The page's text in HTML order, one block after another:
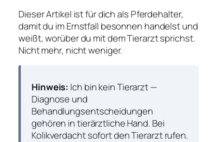
Dieser Artikel ist für dich als Pferdehalter,
damit du im Ernstfall besonnen handelst und
weißt, worüber du mit dem Tierarzt sprichst.
Nicht mehr, nicht weniger.
Hinweis: Ich bin kein Tierarzt —
Diagnose und
Behandlungsentscheidungen
gehören in tierärztliche Hand. Bei
Kolikverdacht sofort den Tierarzt rufen.